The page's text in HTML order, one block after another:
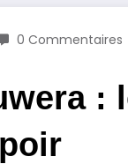
0 Commentaires